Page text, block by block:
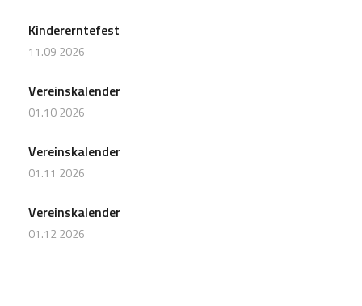
Kindererntefest
11.09 2026
Vereinskalender
01.10 2026
Vereinskalender
01.11 2026
Vereinskalender
01.12 2026